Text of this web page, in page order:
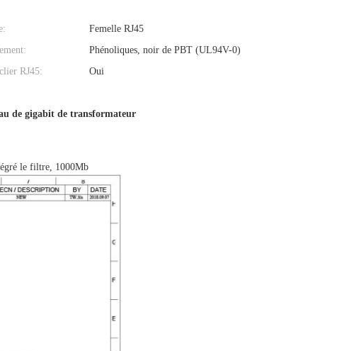
Femelle RJ45
Phénoliques, noir de PBT (UL94V-0)
RJ45: Oui
de gigabit de transformateur
le filtre, 1000Mb